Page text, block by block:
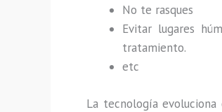
No te rasques
Evitar lugares
tratamiento.
etc
La tecnología